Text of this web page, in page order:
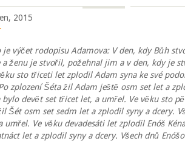
2015
je výčet rodopisu Adamova: V den, kdy Bůh
a ženu je stvořil, požehnal jim a v den, kdy je
sto třiceti let zplodil Adam syna ke své
zplození Šéta žil Adam ještě osm set let a
bylo devět set třicet let, a umřel. Ve věku sto
Šét osm set sedm let a zplodil syny a dcery.
umřel. Ve věku devadesáti let zplodil Enóš
let a zplodil syny a dcery. Všech dnů